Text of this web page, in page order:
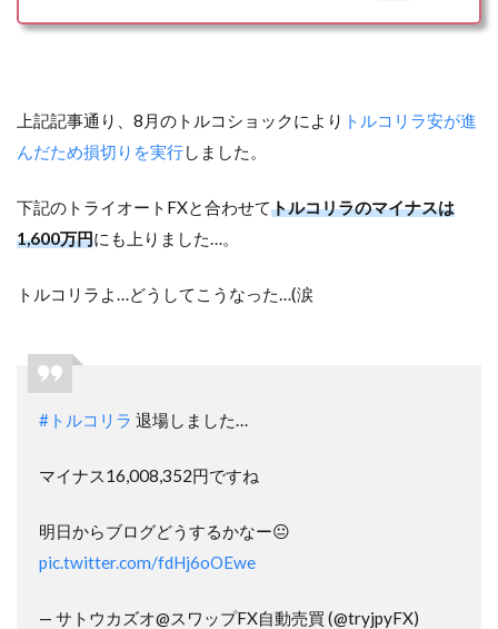
上記記事通り、8月のトルコショックにより トルコリラ安が進
んだため損切りを実行しました。
下記のトライオートFXと合わせてトルコリラのマイナスは
1,600万円にも上りました…。
トルコリラよ…どうしてこうなった…(涙
#トルコリラ 退場しました…
マイナス16,008,352円ですね
明日からブログどうするかなー😐
pic.twitter.com/fdHj6oOEwe
— サトウカズオ@スワップFX自動売買 (@tryjpyFX)